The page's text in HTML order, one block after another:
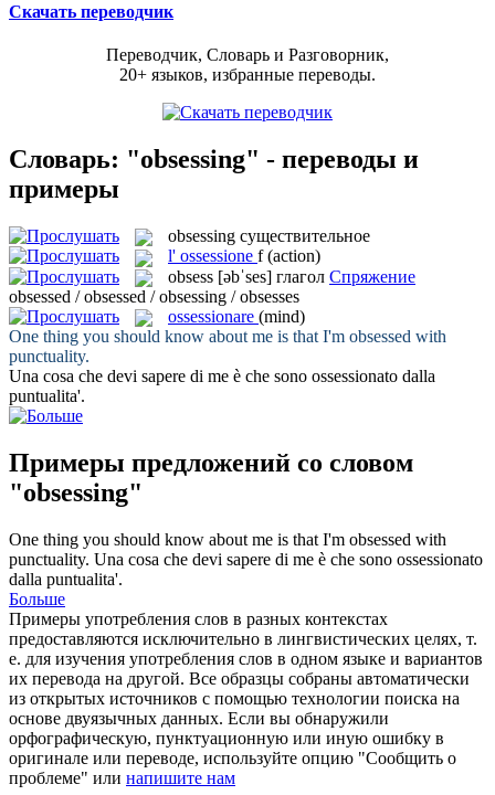
Скачать переводчик
Переводчик, Словарь и Разговорник,
20+ языков, избранные переводы.
Словарь: "obsessing" - переводы и
примеры
obsessing существительное
l' ossessione f (action)
obsess [əbˈses] глагол Спряжение
obsessed / obsessed / obsessing / obsesses
ossessionare (mind)
One thing you should know about me is that I'm obsessed with
punctuality.
Una cosa che devi sapere di me è che sono ossessionato dalla
puntualita'.
Примеры предложений со словом
"obsessing"
One thing you should know about me is that I'm obsessed with
punctuality. Una cosa che devi sapere di me è che sono ossessionato
dalla puntualita'.
Больше
Примеры употребления слов в разных контекстах
предоставляются исключительно в лингвистических целях, т.
е. для изучения употребления слов в одном языке и вариантов
их перевода на другой. Все образцы собраны автоматически
из открытых источников с помощью технологии поиска на
основе двуязычных данных. Если вы обнаружили
орфографическую, пунктуационную или иную ошибку в
оригинале или переводе, используйте опцию "Сообщить о
проблеме" или напишите нам